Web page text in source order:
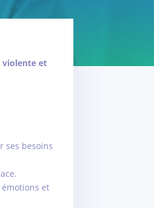
violente et
ses besoins
et